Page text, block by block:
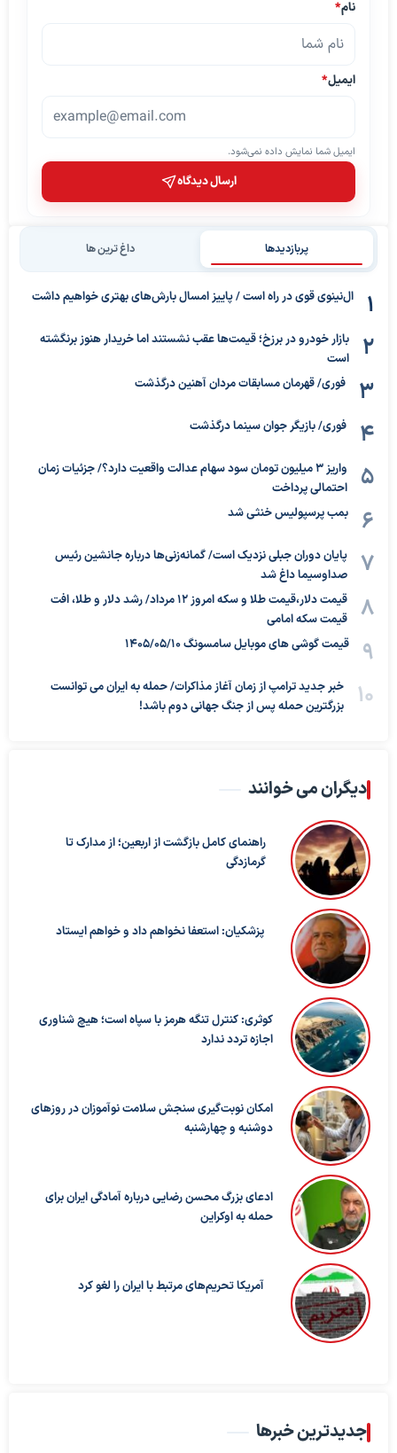
نام*
ایمیل*
ایمیل شما نمایش داده نمی‌شود.
ارسال دیدگاه
پربازدیدها داغ ترین ها
ال‌نینوی قوی در راه است / پاییز امسال بارش‌های بهتری خواهیم داشت
بازار خودرو در برزخ؛ قیمت‌ها عقب نشستند اما خریدار هنوز برنگشته
است
فوری/ قهرمان مسابقات مردان آهنین درگذشت
فوری/ بازیگر جوان سینما درگذشت
واریز ۳ میلیون تومان سود سهام عدالت واقعیت دارد؟/ جزئیات زمان
احتمالی پرداخت
بمب پرسپولیس خنثی شد
پایان دوران جبلی نزدیک است/ گمانه‌زنی‌ها درباره جانشین رئیس
صداوسیما داغ شد
قیمت دلار،قیمت طلا و سکه امروز ۱۲ مرداد/ رشد دلار و طلا، افت
قیمت سکه امامی
قیمت گوشی های موبایل سامسونگ 1405/05/10
خبر جدید ترامپ از زمان آغاز مذاکرات/ حمله به ایران می توانست
بزرگترین حمله پس از جنگ جهانی دوم باشد!
دیگران می خوانند
راهنمای کامل بازگشت از اربعین؛ از مدارک تا
گرمازدگی
پزشکیان: استعفا نخواهم داد و خواهم ایستاد
کوثری: کنترل تنگه هرمز با سپاه است؛ هیچ شناوری
اجازه تردد ندارد
امکان نوبت‌گیری سنجش سلامت نوآموزان در روزهای
دوشنبه و چهارشنبه
ادعای بزرگ محسن رضایی درباره آمادگی ایران برای
حمله به اوکراین
آمریکا تحریم‌های مرتبط با ایران را لغو کرد
جدیدترین خبرها